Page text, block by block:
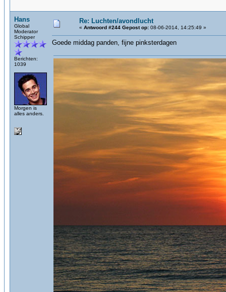
Hans
Global
Moderator
Schipper
Berichten:
1039
Morgen is
alles anders.
Re: Luchten/avondlucht
« Antwoord #244 Gepost op: 08-06-2014, 14:25:49 »
Goede middag panden, fijne pinksterdagen